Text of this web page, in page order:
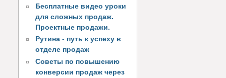
Бесплатные видео уроки
для сложных продаж.
Проектные продажи.
Рутина - путь к успеху в
отделе продаж
Советы по повышению
конверсии продаж через